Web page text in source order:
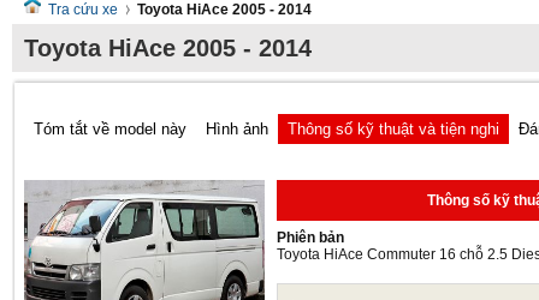
Tra cứu xe Toyota HiAce 2005 - 2014
Toyota HiAce 2005 - 2014
Tóm tắt về model này Hình ảnh Thông số kỹ thuật và tiện nghi
Thông số kỹ
Phiên bản
Toyota HiAce Commuter 16 chỗ 2.5